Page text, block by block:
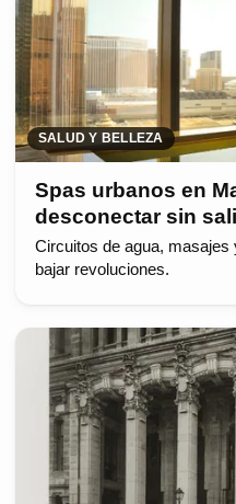
SALUD Y BELLEZA
Spas urbanos en
desconectar sin
Circuitos de agua,
bajar revoluciones.